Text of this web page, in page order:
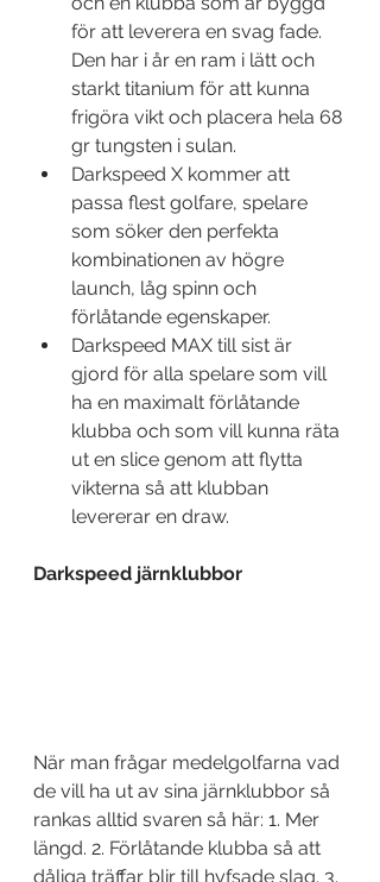
för att leverera en svag fade.
Den har i år en ram i lätt och
starkt titanium för att kunna
frigöra vikt och placera hela 68
gr tungsten i sulan.
Darkspeed X kommer att
passa flest golfare, spelare
som söker den perfekta
kombinationen av högre
launch, låg spinn och
förlåtande egenskaper.
Darkspeed MAX till sist är
gjord för alla spelare som vill
ha en maximalt förlåtande
klubba och som vill kunna räta
ut en slice genom att flytta
vikterna så att klubban
levererar en draw.
Darkspeed järnklubbor
När man frågar medelgolfarna vad
de vill ha ut av sina järnklubbor så
rankas alltid svaren så här: 1. Mer
längd. 2. Förlåtande klubba så att
dåliga träffar blir till hyfsade slag. 3.